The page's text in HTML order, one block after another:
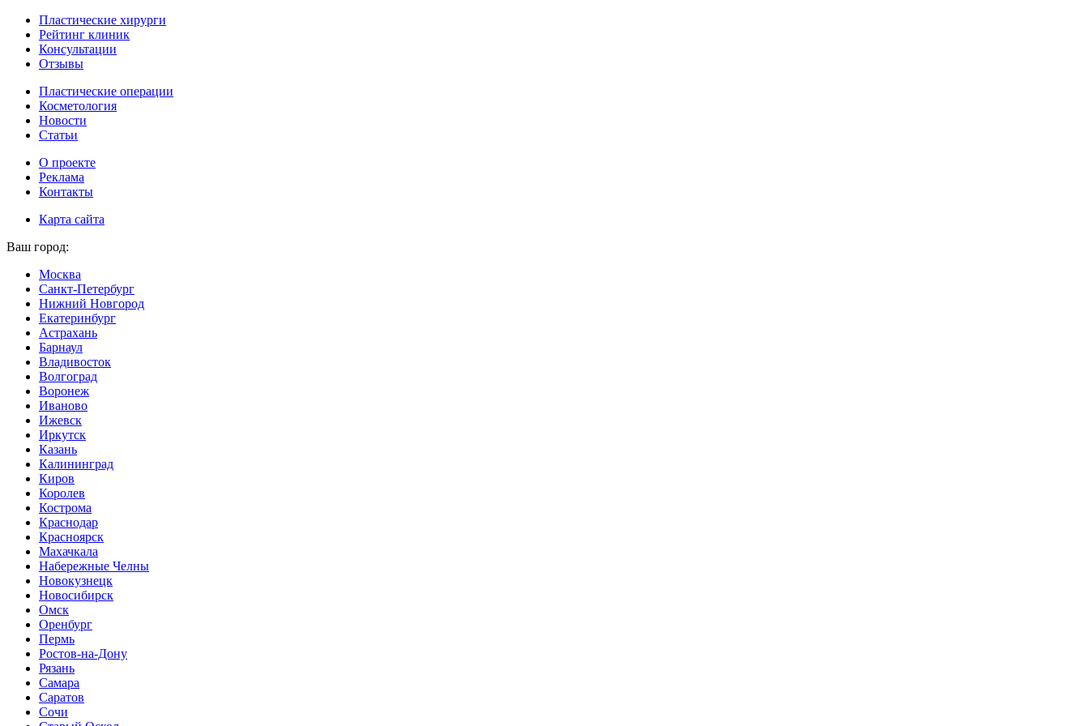
Пластические хирурги
Рейтинг клиник
Консультации
Отзывы
Пластические операции
Косметология
Новости
Статьи
О проекте
Реклама
Контакты
Карта сайта
Ваш город:
Москва
Санкт-Петербург
Нижний Новгород
Екатеринбург
Астрахань
Барнаул
Владивосток
Волгоград
Воронеж
Иваново
Ижевск
Иркутск
Казань
Калининград
Киров
Королев
Кострома
Краснодар
Красноярск
Махачкала
Набережные Челны
Новокузнецк
Новосибирск
Омск
Оренбург
Пермь
Ростов-на-Дону
Рязань
Самара
Саратов
Сочи